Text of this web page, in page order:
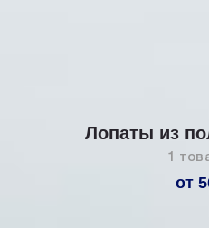
Лопаты из
1
от